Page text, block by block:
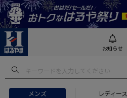
お知らせ
メンズ レディース